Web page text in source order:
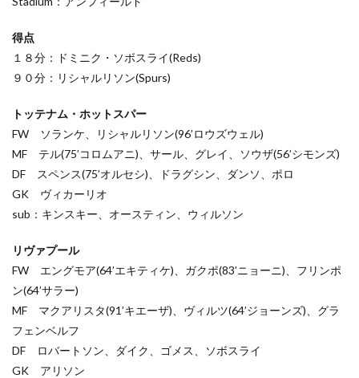
得点
１８分：ドミニク・ソボスライ(Reds)
９０分：リシャルリソン(Spurs)
トッテナム・ホットスパー
FW ソランケ、リシャルリソン(96’ロウズウェル)
MF テル(75’コロムアニ)、サール、グレイ、ソウザ(56’シモンズ)
DF スペンス(75’オルセシ)、ドラグシン、ダンソ、ポロ
GK ヴィカーリオ
sub：キンスキー、オースティン、ウィルソン
リヴァプール
FW エングモア(64’エキティケ)、ガクポ(83’ニョーニ)、フリンポ
ン(64’サラー)
MF マクアリスタ(91’キエーザ)、ヴィルツ(64’ジョーンズ)、グラ
フェンベルフ
DF ロバートソン、ダイク、ゴメス、ソボスライ
GK アリソン